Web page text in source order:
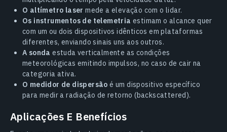
O altímetro laser mede a elevação com o lidar.
Os instrumentos de telemetria estimam o alcance quer
com um ou dois dispositivos idênticos em plataformas
diferentes, enviando sinais uns aos outros.
A sonda estuda verticalmente as condições
meteorológicas emitindo impulsos, no caso de cair na
categoria ativa.
O medidor de dispersão é um dispositivo específico
para medir a radiação de retorno (backscattered).
Aplicações E Benefícios